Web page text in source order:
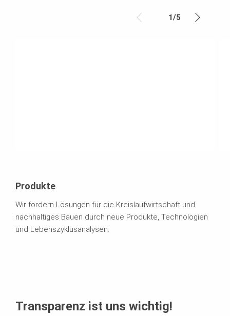
1/5
Produkte
Wir fördern Lösungen für die Kreislaufwirtschaft und
nachhaltiges Bauen durch neue Produkte, Technologien
und Lebenszyklusanalysen.
Transparenz ist uns wichtig!